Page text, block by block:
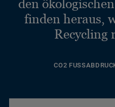
den
finden heraus,
Recycling
CO2